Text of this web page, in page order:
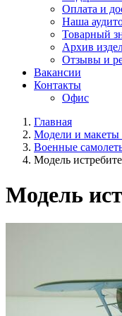
Оплата и
Наша
Товарный
Архив
Отзывы и
Вакансии
Контакты
Офис
Главная
Модели и макеты
Военные
Модель
Модель